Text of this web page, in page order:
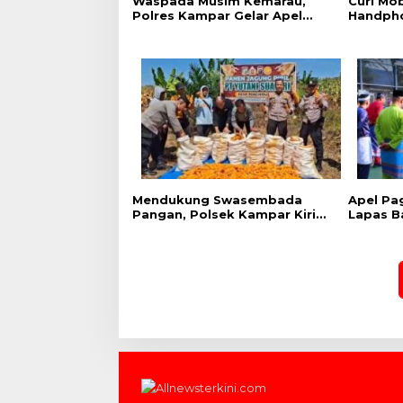
Polres Kampar Gelar Apel
Mendukung Swasembada
Pangan, Polsek Kampar Kiri
Apel
Lapas